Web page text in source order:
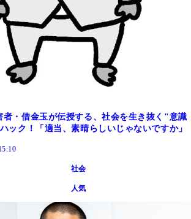
者・借金玉が伝授する、社会を生き抜く"意識
ック！「適当、素晴らしいじゃないですか」
社会
人気